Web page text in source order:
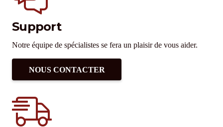
Support
Notre équipe de spécialistes se fera un plaisir de vous aider.
NOUS CONTACTER